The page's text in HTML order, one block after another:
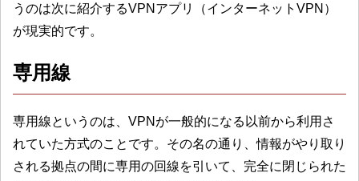
うのは次に紹介するVPNアプリ（インターネットVPN）
が現実的です。
専用線
専用線というのは、VPNが一般的になる以前から利用さ
れていた方式のことです。その名の通り、情報がやり取り
される拠点の間に専用の回線を引いて、完全に閉じられた